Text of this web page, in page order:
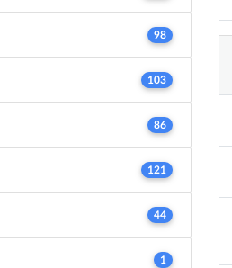
98
103
86
121
44
1